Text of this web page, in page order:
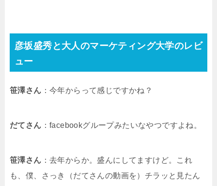
彦坂盛秀と大人のマーケティング大学のレビ
ュー
笹澤さん ：今年からって感じですかね？
だてさん ：facebookグループみたいなやつですよね。
笹澤さん ：去年からか。盛んにしてますけど。これ
も、僕、さっき（だてさんの動画を）チラッと見たん